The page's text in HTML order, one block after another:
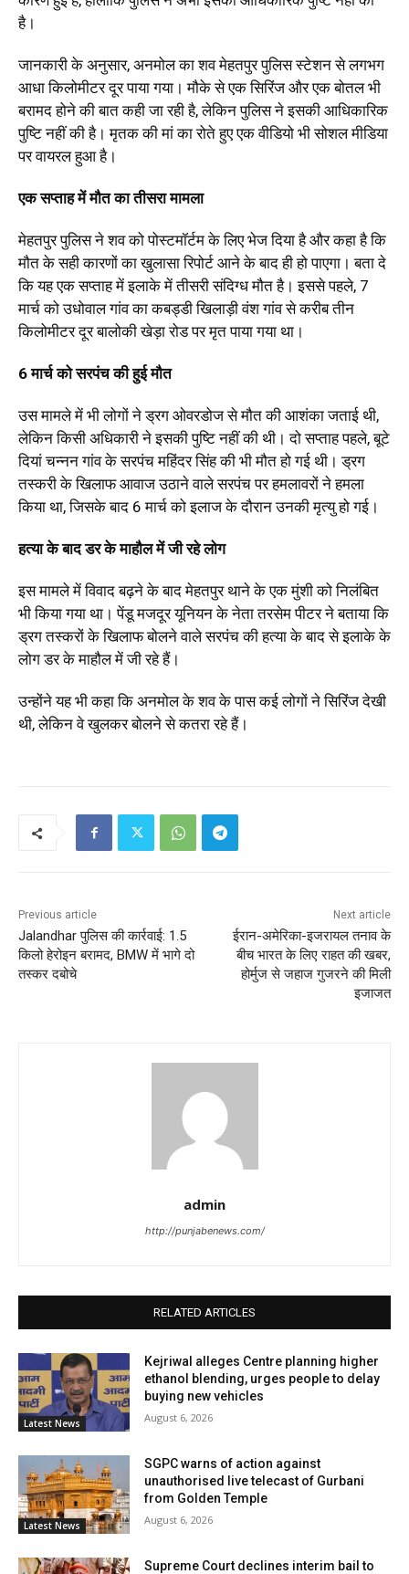
है।
जानकारी के अनुसार, अनमोल का शव मेहतपुर पुलिस स्टेशन से लगभग
आधा किलोमीटर दूर पाया गया। मौके से एक सिरिंज और एक बोतल भी
बरामद होने की बात कही जा रही है, लेकिन पुलिस ने इसकी आधिकारिक
पुष्टि नहीं की है। मृतक की मां का रोते हुए एक वीडियो भी सोशल मीडिया
पर वायरल हुआ है।
एक सप्ताह में मौत का तीसरा मामला
मेहतपुर पुलिस ने शव को पोस्टमॉर्टम के लिए भेज दिया है और कहा है कि
मौत के सही कारणों का खुलासा रिपोर्ट आने के बाद ही हो पाएगा। बता दे
कि यह एक सप्ताह में इलाके में तीसरी संदिग्ध मौत है। इससे पहले, 7
मार्च को उधोवाल गांव का कबड्डी खिलाड़ी वंश गांव से करीब तीन
किलोमीटर दूर बालोकी खेड़ा रोड पर मृत पाया गया था।
6 मार्च को सरपंच की हुई मौत
उस मामले में भी लोगों ने ड्रग ओवरडोज से मौत की आशंका जताई थी,
लेकिन किसी अधिकारी ने इसकी पुष्टि नहीं की थी। दो सप्ताह पहले, बूटे
दियां चन्नन गांव के सरपंच महिंदर सिंह की भी मौत हो गई थी। ड्रग
तस्करी के खिलाफ आवाज उठाने वाले सरपंच पर हमलावरों ने हमला
किया था, जिसके बाद 6 मार्च को इलाज के दौरान उनकी मृत्यु हो गई।
हत्या के बाद डर के माहौल में जी रहे लोग
इस मामले में विवाद बढ़ने के बाद मेहतपुर थाने के एक मुंशी को निलंबित
भी किया गया था। पेंडू मजदूर यूनियन के नेता तरसेम पीटर ने बताया कि
ड्रग तस्करों के खिलाफ बोलने वाले सरपंच की हत्या के बाद से इलाके के
लोग डर के माहौल में जी रहे हैं।
उन्होंने यह भी कहा कि अनमोल के शव के पास कई लोगों ने सिरिंज देखी
थी, लेकिन वे खुलकर बोलने से कतरा रहे हैं।
Previous article
Jalandhar पुलिस की कार्रवाई: 1.5
किलो हेरोइन बरामद, BMW में भागे दो
तस्कर दबोचे
Next article
ईरान-अमेरिका-इजरायल तनाव के
बीच भारत के लिए राहत की खबर,
होर्मुज से जहाज गुजरने की मिली
इजाजत
admin
http://punjabenews.com/
RELATED ARTICLES
Latest News
Kejriwal alleges Centre planning higher
ethanol blending, urges people to delay
buying new vehicles
August 6, 2026
Latest News
SGPC warns of action against
unauthorised live telecast of Gurbani
from Golden Temple
August 6, 2026
Supreme Court declines interim bail to